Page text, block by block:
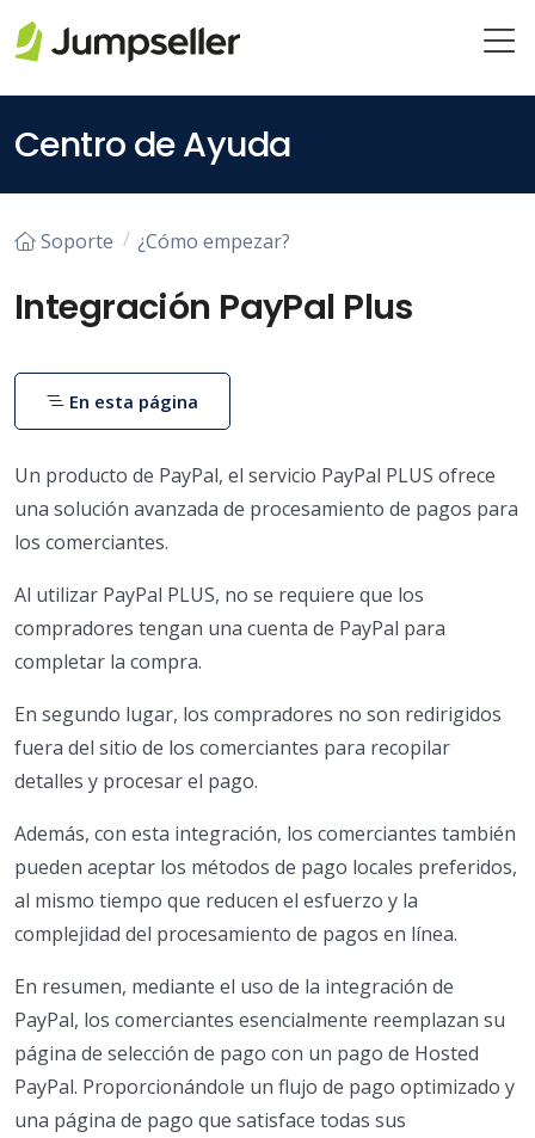
Centro de Ayuda
Soporte ¿Cómo empezar?
Integración PayPal Plus
Un producto de PayPal, el servicio PayPal PLUS ofrece
una solución avanzada de procesamiento de pagos para
los comerciantes.
Al utilizar PayPal PLUS, no se requiere que los
compradores tengan una cuenta de PayPal para
completar la compra.
En segundo lugar, los compradores no son redirigidos
fuera del sitio de los comerciantes para recopilar
detalles y procesar el pago.
Además, con esta integración, los comerciantes también
pueden aceptar los métodos de pago locales preferidos,
al mismo tiempo que reducen el esfuerzo y la
complejidad del procesamiento de pagos en línea.
En resumen, mediante el uso de la integración de
PayPal, los comerciantes esencialmente reemplazan su
página de selección de pago con un pago de Hosted
PayPal. Proporcionándole un flujo de pago optimizado y
una página de pago que satisface todas sus
En esta página